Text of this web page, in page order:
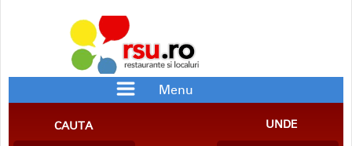
Menu
BAR/PUB
CAUTA UNDE